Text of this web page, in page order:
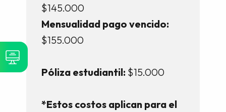
$145.000
Mensualidad pago vencido:
$155.000
Póliza estudiantil: $15.000
*Estos costos aplican para el